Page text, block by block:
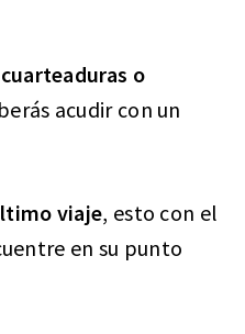
o
acudir con un
viaje, esto con el
en su punto